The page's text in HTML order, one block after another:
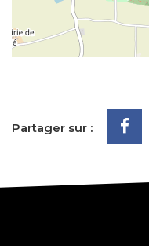
Partager sur :